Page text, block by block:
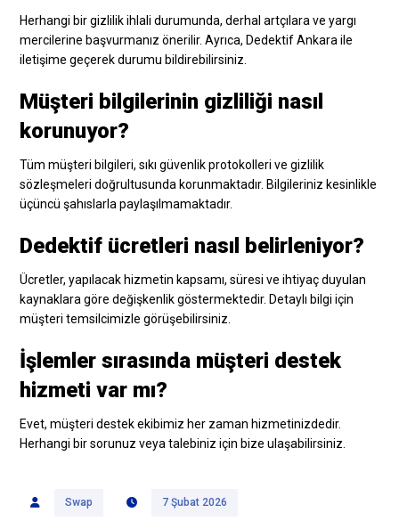
Herhangi bir gizlilik ihlali durumunda, derhal artçılara ve yargı
mercilerine başvurmanız önerilir. Ayrıca, Dedektif Ankara ile
iletişime geçerek durumu bildirebilirsiniz.
Müşteri bilgilerinin gizliliği nasıl
korunuyor?
Tüm müşteri bilgileri, sıkı güvenlik protokolleri ve gizlilik
sözleşmeleri doğrultusunda korunmaktadır. Bilgileriniz kesinlikle
üçüncü şahıslarla paylaşılmamaktadır.
Dedektif ücretleri nasıl belirleniyor?
Ücretler, yapılacak hizmetin kapsamı, süresi ve ihtiyaç duyulan
kaynaklara göre değişkenlik göstermektedir. Detaylı bilgi için
müşteri temsilcimizle görüşebilirsiniz.
İşlemler sırasında müşteri destek
hizmeti var mı?
Evet, müşteri destek ekibimiz her zaman hizmetinizdedir.
Herhangi bir sorunuz veya talebiniz için bize ulaşabilirsiniz.
Swap 7 Şubat 2026